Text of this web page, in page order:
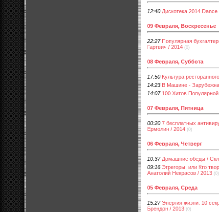
12:40 Дискотека 2014
09 Февраля, Воскресенье
22:27 Популярная
Гартвич / 2014 (0)
08 Февраля, Суббота
17:50 Культура
14:23 В Машине -
14:07 100 Хитов
07 Февраля, Пятница
00:20 7 бесплатных
Ермолин / 2014 (0)
06 Февраля, Четверг
10:37 Домашние обеды /
09:16 Эгрегоры, или Кто
Анатолий Некрасов / 2013 (0)
05 Февраля, Среда
15:27 Энергия жизни. 10
Брендон / 2013 (0)